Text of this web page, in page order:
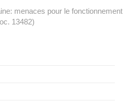
menaces pour le fonctionnement
13482)